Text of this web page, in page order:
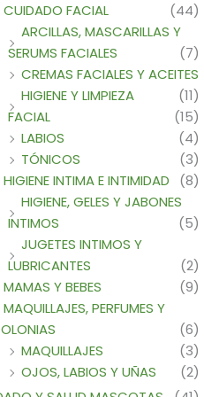
CUIDADO FACIAL
(44)
ARCILLAS, MASCARILLAS Y
SERUMS FACIALES
(7)
CREMAS FACIALES Y ACEITES
(11)
HIGIENE Y LIMPIEZA
FACIAL
(15)
LABIOS
(4)
TÓNICOS
(3)
HIGIENE INTIMA E INTIMIDAD
(8)
HIGIENE, GELES Y JABONES
INTIMOS
(5)
JUGETES INTIMOS Y
LUBRICANTES
(2)
MAMAS Y BEBES
(9)
MAQUILLAJES, PERFUMES Y
(6)
MAQUILLAJES
(3)
OJOS, LABIOS Y UÑAS
(2)